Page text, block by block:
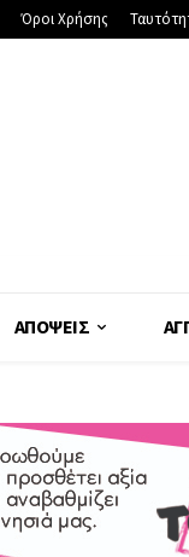
Όροι Χρήσης
ΑΠΌΨΕΙΣ